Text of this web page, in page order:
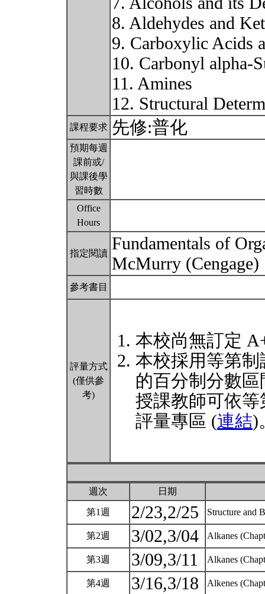
8. Aldehydes and
9. Carboxylic Acids
10. Carbonyl alpha-
11. Amines
12. Structural
課程要求 先修:普化
預期每週
課前或/
與課後學
習時數
Office
Hours
指定閱讀 Fundamentals of
McMurry (Cengage)
參考書目
評量方式
(僅供參
考)
本校尚無訂定
本校採用等第
的百分制分數
授課教師可依
評量專區 (連結)
週次 日期
第1週 2/23,2/25 Structure and
第2週 3/02,3/04 Alkanes
第3週 3/09,3/11 Alkanes
第4週 3/16,3/18 Alkenes